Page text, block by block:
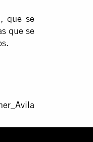
,que se
que se